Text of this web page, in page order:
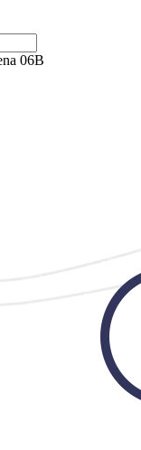
06B